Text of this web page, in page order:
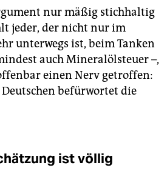
nur mäßig stichhaltig
jeder, der nicht nur im
unterwegs ist, beim Tanken
auch Mineralölsteuer –,
einen Nerv getroffen:
befürwortet die
ist völlig